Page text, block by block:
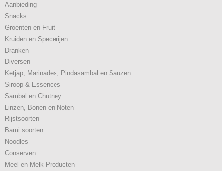
Aanbieding
Snacks
Groenten en Fruit
Kruiden en Specerijen
Dranken
Diversen
Ketjap, Marinades, Pindasambal en Sauzen
Siroop & Essences
Sambal en Chutney
Linzen, Bonen en Noten
Rijstsoorten
Bami soorten
Noodles
Conserven
Meel en Melk Producten